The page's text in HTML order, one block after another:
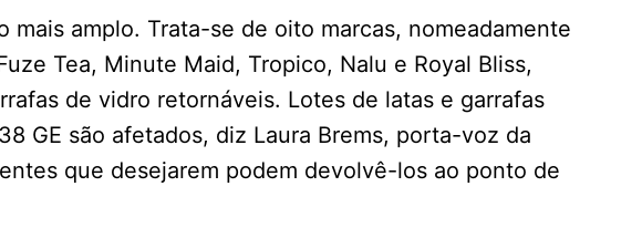
mais amplo. Trata-se de oito marcas, nomeadamente
Tea, Minute Maid, Tropico, Nalu e Royal Bliss,
de vidro retornáveis. Lotes de latas e garrafas
GE são afetados, diz Laura Brems, porta-voz da
que desejarem podem devolvê-los ao ponto de